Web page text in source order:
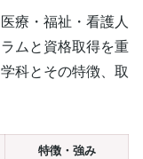
療・福祉・看護人
ムと資格取得を重
科とその特徴、取
特徴・強み